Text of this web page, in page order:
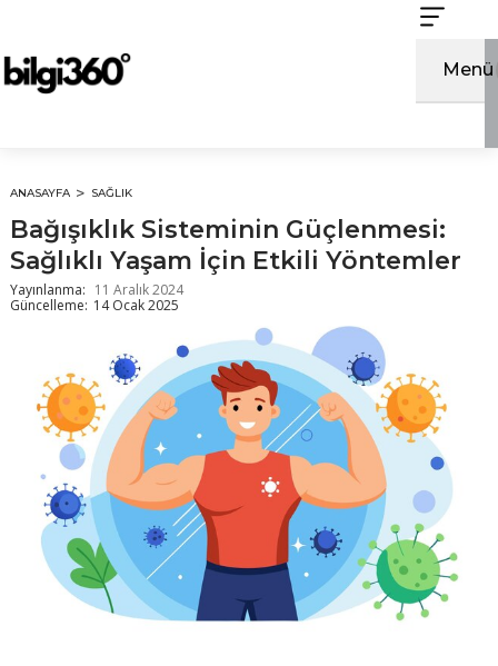
Menü
ANASAYFA SAĞLIK
Bağışıklık Sisteminin Güçlenmesi:
Sağlıklı Yaşam İçin Etkili Yöntemler
Yayınlanma: 11 Aralık 2024
Güncelleme: 14 Ocak 2025